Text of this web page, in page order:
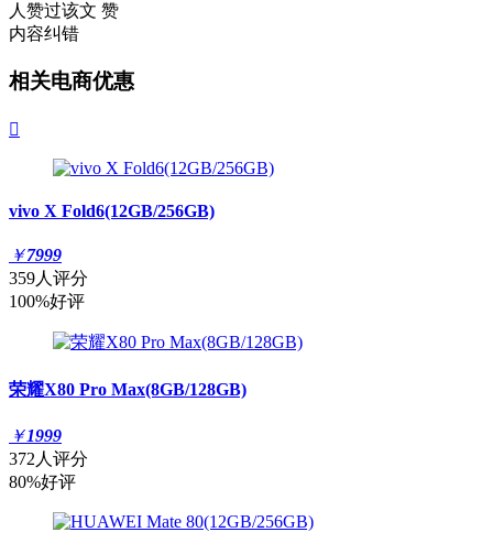
人赞过该文 赞
内容纠错
相关电商优惠

vivo X Fold6(12GB/256GB)
￥7999
359人评分
100%好评
荣耀X80 Pro Max(8GB/128GB)
￥1999
372人评分
80%好评